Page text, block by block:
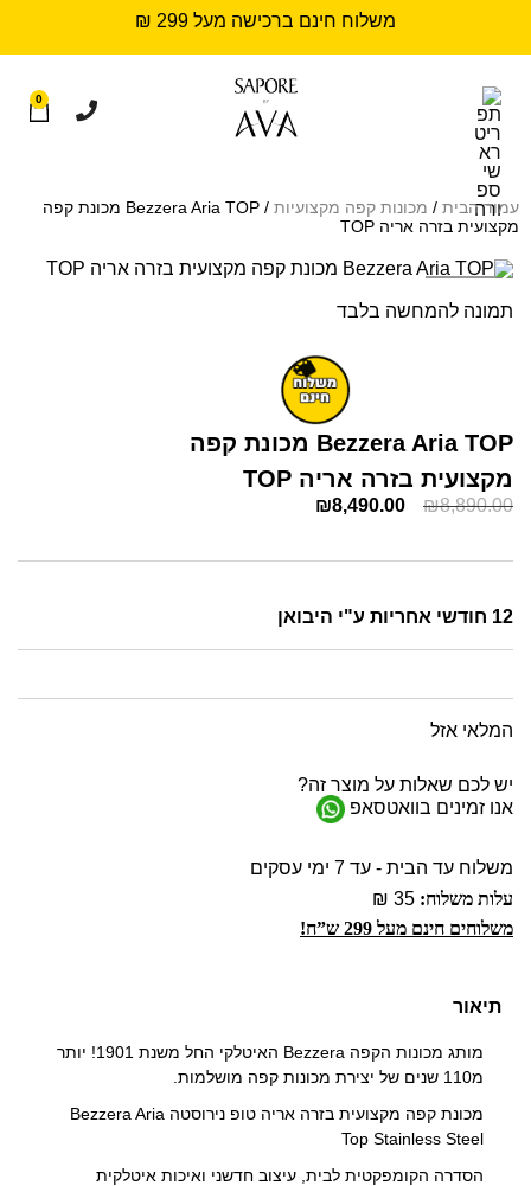
משלוח חינם ברכישה מעל 299 ₪
0
עמוד הבית / מכונות קפה מקצועיות
/ Bezzera Aria TOP מכונת קפה
מקצועית בזרה אריה TOP
תמונה להמחשה בלבד
Bezzera Aria TOP מכונת קפה
מקצועית בזרה אריה TOP
₪8,890.00
₪8,490.00
12 חודשי אחריות ע"י היבואן
המלאי אזל
יש לכם שאלות על מוצר זה?
אנו זמינים בוואטסאפ
משלוח עד הבית - עד 7 ימי עסקים
עלות משלוח:
משלוחים חינם מעל 299 ש”ח!
תיאור
מותג מכונות הקפה Bezzera האיטלקי החל משנת 1901! יותר
מ110 שנים של יצירת מכונות קפה מושלמות.
מכונת קפה מקצועית בזרה אריה טופ נירוסטה Bezzera Aria
Top Stainless Steel
הסדרה הקומפקטית לבית, עיצוב חדשני ואיכות איטלקית